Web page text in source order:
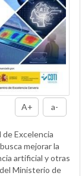
A+ a-
Excelencia
mejorar la
artificial y otras
Ministerio de